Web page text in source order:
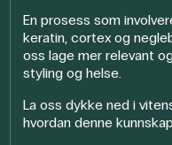
En prosess som
keratin, cortex og
oss lage mer relevant
styling og helse.
La oss dykke ned i
hvordan denne